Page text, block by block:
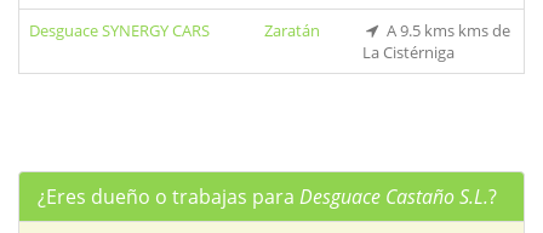
Desguace SYNERGY CARS
Zaratán
A 9.5 kms kms de
La Cistérniga
¿Eres dueño o trabajas para Desguace Castaño S.L.?